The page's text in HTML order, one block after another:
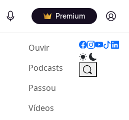
Podcasts Premium Log in
Ouvir(current)
Podcasts
Passou
Vídeos